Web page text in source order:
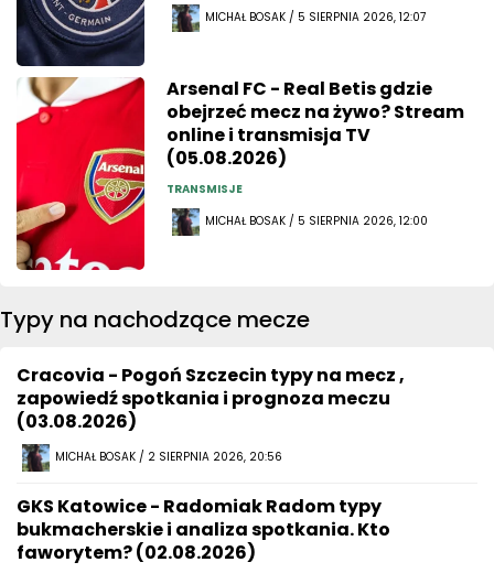
MICHAŁ BOSAK / 5 SIERPNIA 2026, 12:07
Arsenal FC - Real Betis gdzie
obejrzeć mecz na żywo? Stream
online i transmisja TV
(05.08.2026)
TRANSMISJE
MICHAŁ BOSAK / 5 SIERPNIA 2026, 12:00
Typy na nachodzące mecze
Cracovia - Pogoń Szczecin typy na mecz ,
zapowiedź spotkania i prognoza meczu
(03.08.2026)
MICHAŁ BOSAK / 2 SIERPNIA 2026, 20:56
GKS Katowice - Radomiak Radom typy
bukmacherskie i analiza spotkania. Kto
faworytem? (02.08.2026)